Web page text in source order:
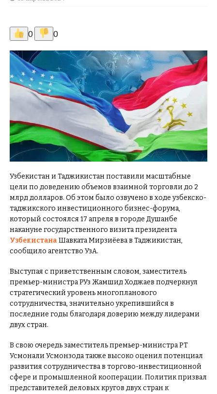
0 0
Узбекистан и Таджикистан поставили масштабные
цели по доведению объемов взаимной торговли до 2
млрд долларов. Об этом было озвучено в ходе узбекско-
таджикского инвестиционного бизнес-форума,
который состоялся 17 апреля в городе Душанбе
накануне государственного визита президента
Узбекистана Шавката Мирзиёева в Таджикистан,
сообщило агентство УзА.
Выступая с приветственным словом, заместитель
премьер-министра РУз Жамшид Ходжаев подчеркнул
стратегический уровень многопланового
сотрудничества, значительно укрепившийся в
последние годы благодаря доверию между лидерами
двух стран.
В свою очередь заместитель премьер-министра РТ
Усмонали Усмонзода также высоко оценил потенциал
развития сотрудничества в торгово-инвестиционной
сфере и промышленной кооперации. Политик призвал
представителей деловых кругов двух стран к